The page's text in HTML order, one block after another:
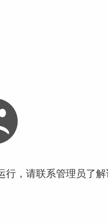
行，请联系管理员了